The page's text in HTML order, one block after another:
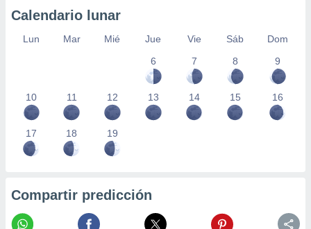
Calendario lunar
Lun Mar Mié Jue Vie Sáb
Dom
6
7 8 9
10 11 12 13 14 15 16
17 18 19
Compartir predicción